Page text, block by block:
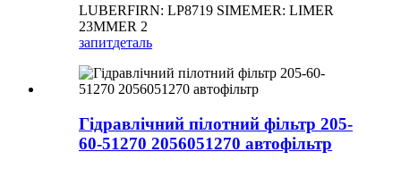
LUBERFIRN: LP8719 SIMEMER: LIMER
23MMER 2
запитдеталь
Гідравлічний пілотний фільтр 205-
60-51270 2056051270 автофільтр